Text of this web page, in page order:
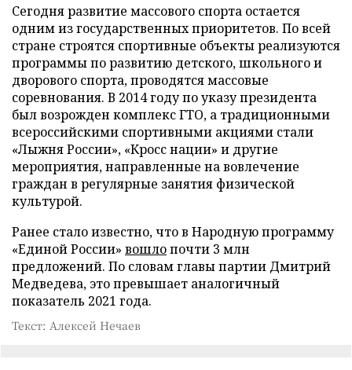
Сегодня развитие массового спорта остается
одним из государственных приоритетов. По всей
стране строятся спортивные объекты реализуются
программы по развитию детского, школьного и
дворового спорта, проводятся массовые
соревнования. В 2014 году по указу президента
был возрожден комплекс ГТО, а традиционными
всероссийскими спортивными акциями стали
«Лыжня России», «Кросс нации» и другие
мероприятия, направленные на вовлечение
граждан в регулярные занятия физической
культурой.
Ранее стало известно, что в Народную программу
«Единой России» вошлопочти 3 млн
предложений. По словам главы партии Дмитрий
Медведева, это превышает аналогичный
показатель 2021 года.
Текст: Алексей Нечаев